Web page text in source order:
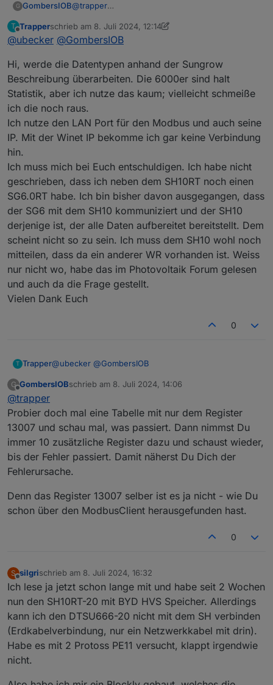
G GombersIOB@trapper
13007 ein "signed integer", die Beschreibung
"int32sw" war also richtig. Ich habs nochmal
Und für meine Input-Register-Tabelle bin ich das
Handbuch anhand der Vorschläge aus diesem
durchgegangen.
T
Offline
Trapperschrieb am 8. Juli 2024, 12:14
zuletzt editiert von Trapper 7. Aug. 2024, 14:15
@ubecker @GombersIOB
Hi, werde die Datentypen anhand der Sungrow
Beschreibung überarbeiten. Die 6000er sind halt
Statistik, aber ich nutze das kaum; vielleicht schmeiße
ich die noch raus.
Ich nutze den LAN Port für den Modbus und auch seine
IP. Mit der Winet IP bekomme ich gar keine Verbindung
hin.
Ich muss mich bei Euch entschuldigen. Ich habe nicht
geschrieben, dass ich neben dem SH10RT noch einen
SG6.0RT habe. Ich bin bisher davon ausgegangen, dass
der SG6 mit dem SH10 kommuniziert und der SH10
derjenige ist, der alle Daten aufbereitet bereitstellt. Dem
scheint nicht so zu sein. Ich muss dem SH10 wohl noch
mitteilen, dass da ein anderer WR vorhanden ist. Weiss
nur nicht wo, habe das im Photovoltaik Forum gelesen
und auch da die Frage gestellt.
Vielen Dank Euch
0
T Trapper@ubecker @GombersIOB
Hi, werde die Datentypen anhand der Sungrow
Statistik, aber ich nutze das kaum; vielleicht schmeiße
ich die noch raus.
Ich nutze den LAN Port für den Modbus und auch
seine IP. Mit der Winet IP bekomme ich gar keine
Verbindung hin.
Ich muss mich bei Euch entschuldigen. Ich habe nicht
SG6.0RT habe. Ich bin bisher davon ausgegangen,
dass der SG6 mit dem SH10 kommuniziert und der
SH10 derjenige ist, der alle Daten aufbereitet
dem SH10 wohl noch mitteilen, dass da ein anderer
gestellt.
Vielen Dank Euch
G
Offline
GombersIOBschrieb am 8. Juli 2024, 14:06
zuletzt editiert von
@trapper
Probier doch mal eine Tabelle mit nur dem Register
13007 und schau mal, was passiert. Dann nimmst Du
immer 10 zusätzliche Register dazu und schaust wieder,
bis der Fehler passiert. Damit näherst Du Dich der
Fehlerursache.
Denn das Register 13007 selber ist es ja nicht - wie Du
schon über den ModbusClient herausgefunden hast.
0
S
Offline
silgrischrieb am 8. Juli 2024, 16:32
zuletzt editiert von
Ich lese ja jetzt schon lange mit und habe seit 2 Wochen
nun den SH10RT-20 mit BYD HVS Speicher. Allerdings
kann ich den DTSU666-20 nicht mit dem SH verbinden
(Erdkabelverbindung, nur ein Netzwerkkabel mit drin).
Habe es mit 2 Protoss PE11 versucht, klappt irgendwie
nicht.